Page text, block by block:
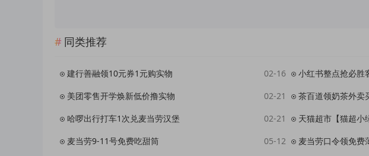
同类推荐
建行善融领10元券1元购实物 02-16 小红书整点抢必胜
美团零售开学焕新低价撸实物
02-21 茶百道领奶茶外卖
哈啰出行打车1次兑麦当劳汉堡
02-21 天猫超市【猫超小
麦当劳9-11号免费吃甜筒
05-12 麦当劳口令领免费